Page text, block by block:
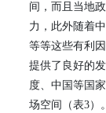
间，而且当地
力，此外随着
等等这些有利
提供了良好的
度、中国等国
场空间（表3）。